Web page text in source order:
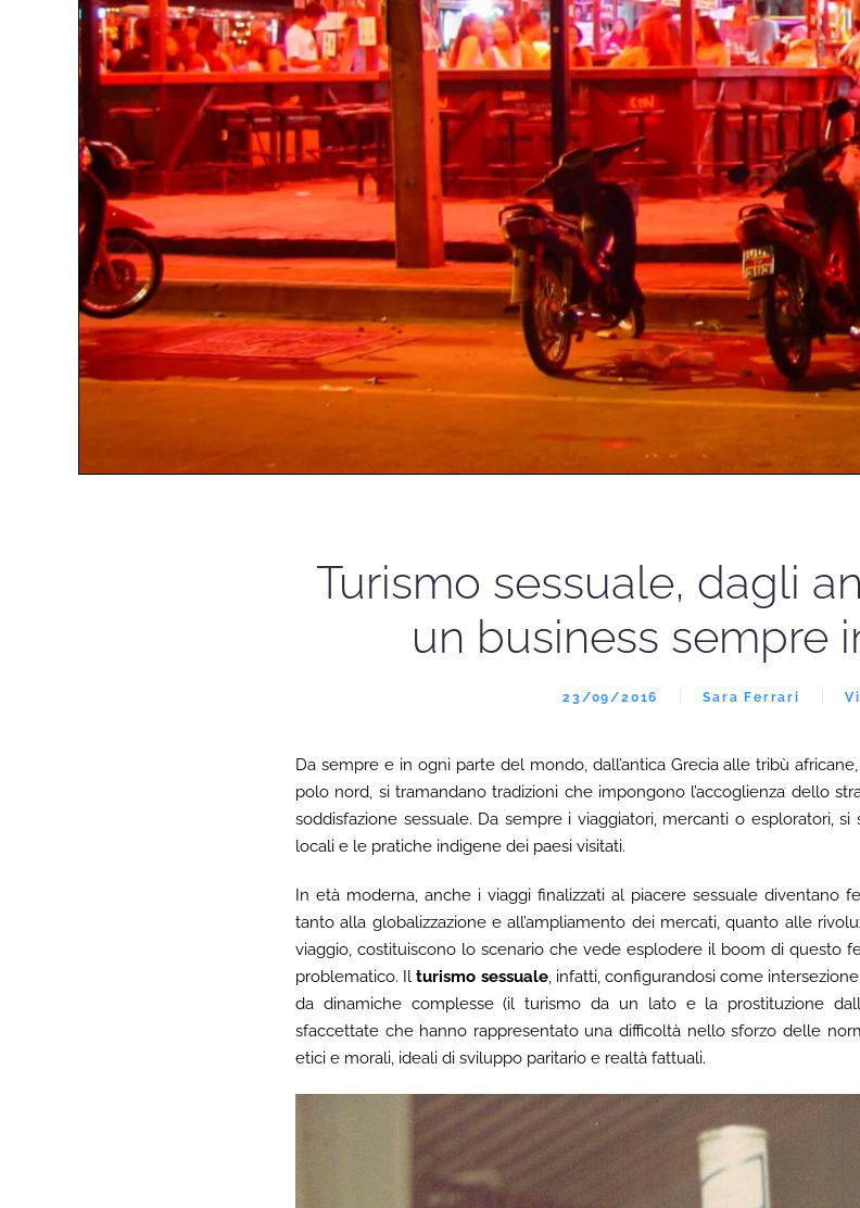
Turismo sessuale, dagli
un business sempre
23/09/2016 Sara Ferrari
Da sempre e in ogni parte del mondo, dall’antica Grecia alle tribù
polo nord, si tramandano tradizioni che impongono l’accoglienza dello
soddisfazione sessuale. Da sempre i viaggiatori, mercanti o esploratori,
locali e le pratiche indigene dei paesi visitati.
In età moderna, anche i viaggi finalizzati al piacere sessuale diventano
tanto alla globalizzazione e all’ampliamento dei mercati, quanto alle
viaggio, costituiscono lo scenario che vede esplodere il boom di questo
problematico. Ilturismo sessuale, infatti, configurandosi come
da dinamiche complesse (il turismo da un lato e la prostituzione
sfaccettate che hanno rappresentato una difficoltà nello sforzo delle
etici e morali, ideali di sviluppo paritario e realtà fattuali.